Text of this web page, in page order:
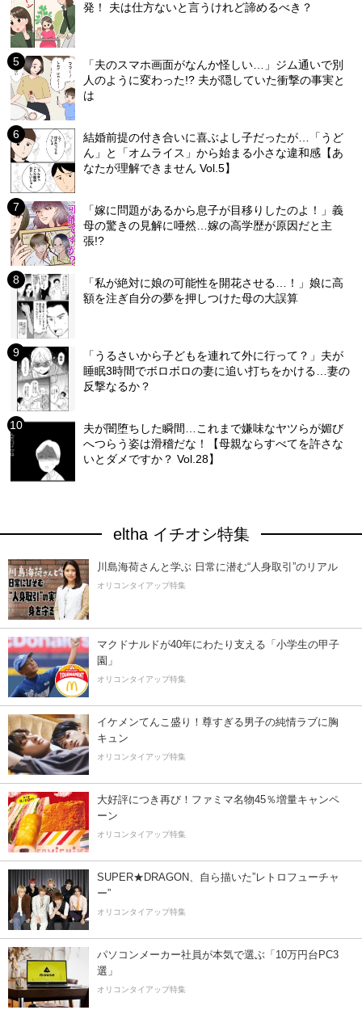
発！ 夫は仕方ないと言うけれど諦めるべき？
「夫のスマホ画面がなんか怪しい…」ジム通いで別
人のように変わった!? 夫が隠していた衝撃の事実と
は
結婚前提の付き合いに喜ぶよし子だったが…「うど
ん」と「オムライス」から始まる小さな違和感【あ
なたが理解できません Vol.5】
「嫁に問題があるから息子が目移りしたのよ！」義
母の驚きの見解に唖然…嫁の高学歴が原因だと主
張!?
「私が絶対に娘の可能性を開花させる…！」娘に高
額を注ぎ自分の夢を押しつけた母の大誤算
「うるさいから子どもを連れて外に行って？」夫が
睡眠3時間でボロボロの妻に追い打ちをかける…妻の
反撃なるか？
夫が闇堕ちした瞬間…これまで嫌味なヤツらが媚び
へつらう姿は滑稽だな！【母親ならすべてを許さな
いとダメですか？ Vol.28】
eltha イチオシ特集
川島海荷さんと学ぶ 日常に潜む“人身取引”のリアル
オリコンタイアップ特集
マクドナルドが40年にわたり支える「小学生の甲子
園」
オリコンタイアップ特集
イケメンてんこ盛り！尊すぎる男子の純情ラブに胸
キュン
オリコンタイアップ特集
大好評につき再び！ファミマ名物45％増量キャンペ
ーン
オリコンタイアップ特集
SUPER★DRAGON、自ら描いた”レトロフューチャ
ー”
オリコンタイアップ特集
パソコンメーカー社員が本気で選ぶ「10万円台PC3
選」
オリコンタイアップ特集